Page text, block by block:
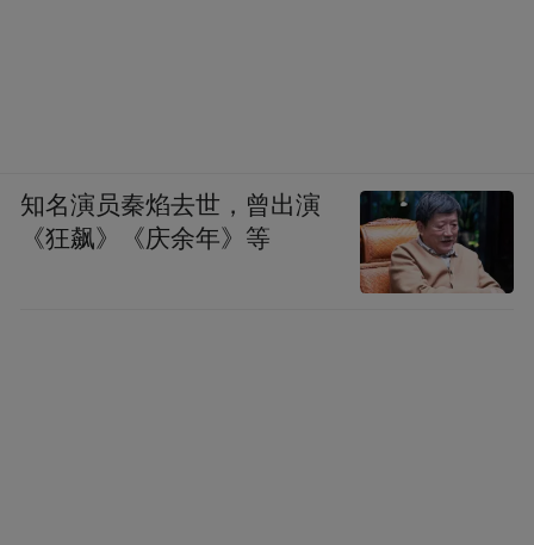
行书 非关须信联 70cm×12cm×2
知名演员秦焰去世，曾出演
《狂飙》《庆余年》等